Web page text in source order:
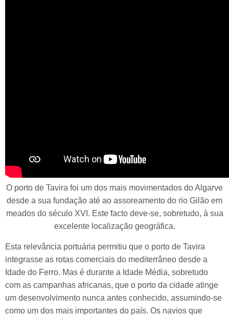
O porto de Tavira foi um dos mais movimentados do Algarve
desde a sua fundação até ao assoreamento do rio Gilão em
meados do século XVI. Este facto deve-se, sobretudo, à sua
excelente localização geográfica.
Esta relevância portuária permitiu que o porto de Tavira
integrasse as rotas comerciais do mediterrâneo desde a
Idade do Ferro. Mas é durante a Idade Média, sobretudo
com as campanhas africanas, que o porto da cidade atinge
um desenvolvimento nunca antes conhecido, assumindo-se
como um dos mais importantes do país. Os navios que